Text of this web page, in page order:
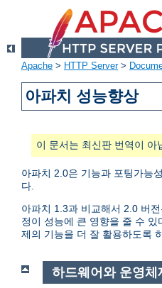
Apache > HTTP Server>
아파치 성능향상
이 문서는 최신판 번역이 아
아파치 2.0은 기능과 포팅가능
다.
아파치 1.3과 비교해서 2.0 버
정이 성능에 큰 영향을 줄 수
제의 기능을 더 잘 활용하도록
하드웨어와 운영체